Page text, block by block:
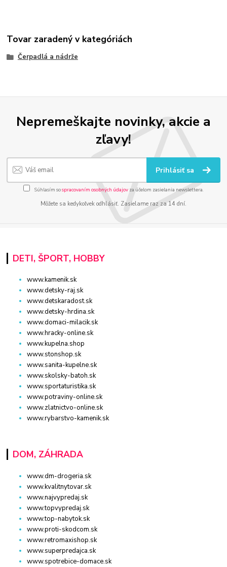
Tovar zaradený v kategóriách
Čerpadlá a nádrže
Nepremeškajte novinky, akcie a
zľavy!
Prihlásiť sa
Súhlasím sospracovaním osobných údajov za účelom zasielania newslettera.
Môžete sa kedykoľvek odhlásiť. Zasielame raz za 14 dní.
DETI, ŠPORT, HOBBY
www.kamenik.sk
www.detsky-raj.sk
www.detskaradost.sk
www.detsky-hrdina.sk
www.domaci-milacik.sk
www.hracky-online.sk
www.kupelna.shop
www.stonshop.sk
www.sanita-kupelne.sk
www.skolsky-batoh.sk
www.sportaturistika.sk
www.potraviny-online.sk
www.zlatnictvo-online.sk
www.rybarstvo-kamenik.sk
DOM, ZÁHRADA
www.dm-drogeria.sk
www.kvalitnytovar.sk
www.najvypredaj.sk
www.topvypredaj.sk
www.top-nabytok.sk
www.proti-skodcom.sk
www.retromaxishop.sk
www.superpredajca.sk
www.spotrebice-domace.sk